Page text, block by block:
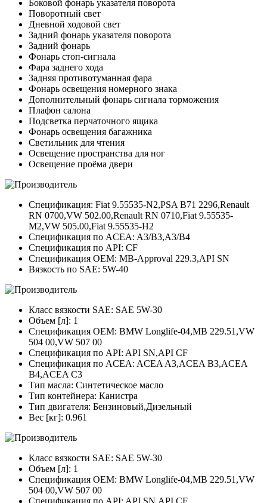
Боковой фонарь указателя поворота
Поворотный свет
Дневной ходовой свет
Задний фонарь указателя поворота
Задний фонарь
Фонарь стоп-сигнала
Фара заднего хода
Задняя противотуманная фара
Фонарь освещения номерного знака
Дополнительный фонарь сигнала торможения
Плафон салона
Подсветка перчаточного ящика
Фонарь освещения багажника
Светильник для чтения
Освещение пространства для ног
Освещение проёма двери
Спецификация: Fiat 9.55535-N2,PSA B71 2296,Renault
RN 0700,VW 502.00,Renault RN 0710,Fiat 9.55535-
M2,VW 505.00,Fiat 9.55535-H2
Спецификация по ACEA: A3/B3,A3/B4
Спецификация по API: CF
Спецификация OEM: MB-Approval 229.3,API SN
Вязкость по SAE: 5W-40
Класс вязкости SAE: SAE 5W-30
Объем [л]: 1
Спецификация OEM: BMW Longlife-04,MB 229.51,VW
504 00,VW 507 00
Спецификация по API: API SN,API CF
Спецификация по ACEA: ACEA A3,ACEA B3,ACEA
B4,ACEA C3
Тип масла: Синтетическое масло
Тип контейнера: Канистра
Тип двигателя: Бензиновый,Дизельный
Вес [кг]: 0.961
Класс вязкости SAE: SAE 5W-30
Объем [л]: 1
Спецификация OEM: BMW Longlife-04,MB 229.51,VW
504 00,VW 507 00